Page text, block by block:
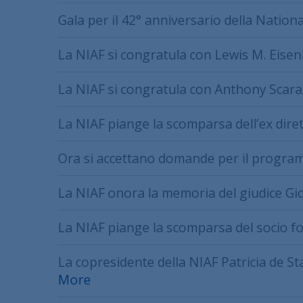
Gala per il 42° anniversario della
La NIAF si congratula con Lewis M.
La NIAF si congratula con Anthony
La NIAF piange la scomparsa dell’ex
Ora si accettano domande per il
La NIAF onora la memoria del giudice
La NIAF piange la scomparsa del socio
La copresidente della NIAF Patricia de
More